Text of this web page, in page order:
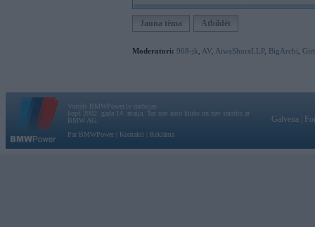
Jauna tēma Atbildēt
Moderatori: 968-jk AV AiwaShuraLLP, BigArchi
Vortāls BMWPower.lv darbojas
kopš 2002. gada 14. maija. Tas nav auto klubs un nav saistīts ar
BMW AG.
Par BMWPower
Kontakti Reklāma
Galvena